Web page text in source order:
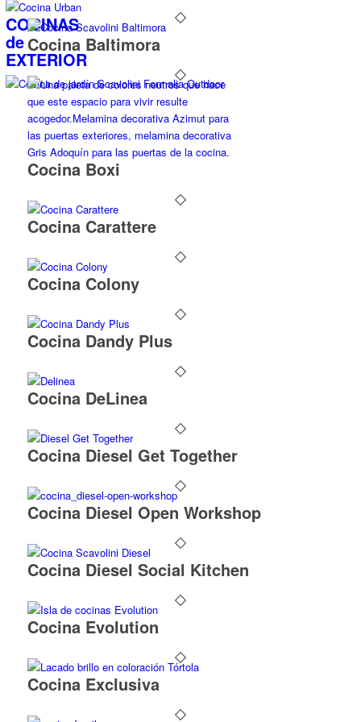
COCINAS
de
EXTERIOR
Cocina Baltimora
Cocina Boxi
Cocina Carattere
Cocina Colony
Cocina Dandy Plus
Cocina DeLinea
Cocina Diesel Get Together
Cocina Diesel Open Workshop
Cocina Diesel Social Kitchen
Cocina Evolution
Cocina Exclusiva